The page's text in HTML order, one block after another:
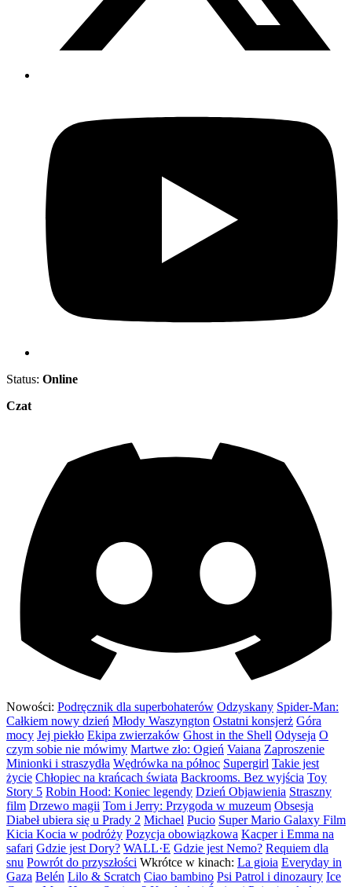
Status: Online
Czat
Nowości: Podręcznik dla superbohaterów Odzyskany Spider-Man:
Całkiem nowy dzień Młody Waszyngton Ostatni konsjerż Góra
mocy Jej piekło Ekipa zwierzaków Ghost in the Shell Odyseja O
czym sobie nie mówimy Martwe zło: Ogień Vaiana Zaproszenie
Minionki i straszydła Wędrówka na północ Supergirl Takie jest
życie Chłopiec na krańcach świata Backrooms. Bez wyjścia Toy
Story 5 Robin Hood: Koniec legendy Dzień Objawienia Straszny
film Drzewo magii Tom i Jerry: Przygoda w muzeum Obsesja
Diabeł ubiera się u Prady 2 Michael Pucio Super Mario Galaxy Film
Kicia Kocia w podróży Pozycja obowiązkowa Kacper i Emma na
safari Gdzie jest Dory? WALL·E Gdzie jest Nemo? Requiem dla
snu Powrót do przyszłości Wkrótce w kinach: La gioia Everyday in
Gaza Belén Lilo & Scratch Ciao bambino Psi Patrol i dinozaury Ice